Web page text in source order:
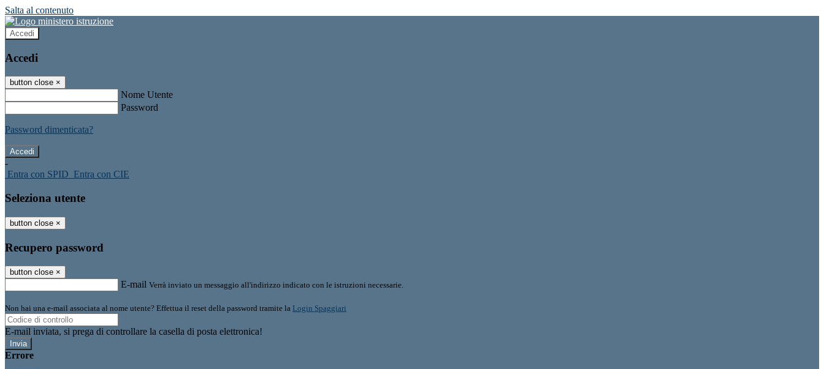
Salta al contenuto
Accedi
Accedi
button close ×
Nome Utente
Password
Password dimenticata?
-
Entra con SPID Entra con CIE
Seleziona utente
button close ×
Recupero password
button close ×
E-mail Verrà inviato un messaggio all'indirizzo indicato con le istruzioni necessarie.
Non hai una e-mail associata al nome utente? Effettua il reset della password tramite la Login Spaggiari
E-mail inviata, si prega di controllare la casella di posta elettronica!
Errore